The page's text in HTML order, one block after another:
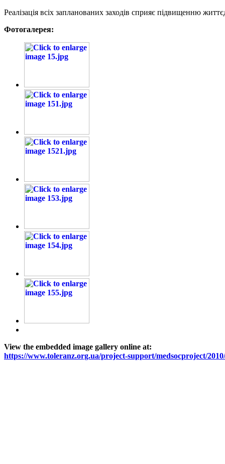
Реалізація всіх запланованих заходів сприяє підвищенню
Фотогалерея:
View the embedded image gallery online at:
https://www.toleranz.org.ua/project-support/medsocproject/